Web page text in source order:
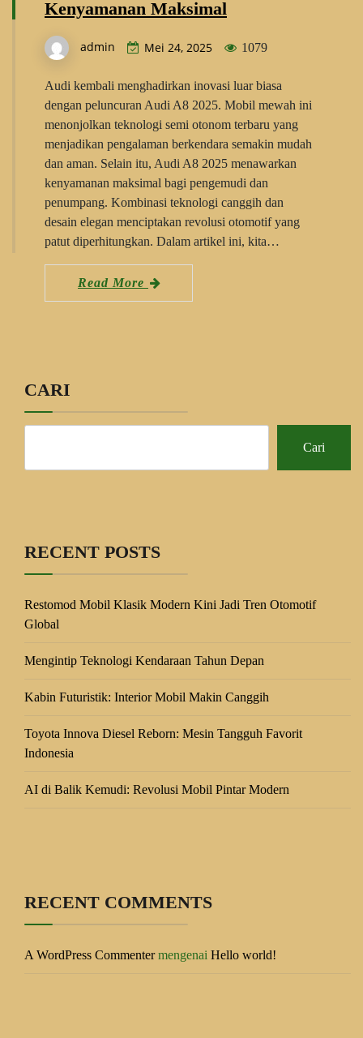
Kenyamanan Maksimal
admin Mei 24, 2025 1079
Audi kembali menghadirkan inovasi luar biasa
dengan peluncuran Audi A8 2025. Mobil mewah ini
menonjolkan teknologi semi otonom terbaru yang
menjadikan pengalaman berkendara semakin mudah
dan aman. Selain itu, Audi A8 2025 menawarkan
kenyamanan maksimal bagi pengemudi dan
penumpang. Kombinasi teknologi canggih dan
desain elegan menciptakan revolusi otomotif yang
patut diperhitungkan. Dalam artikel ini, kita…
Read More
CARI
Cari
RECENT POSTS
Restomod Mobil Klasik Modern Kini Jadi Tren Otomotif
Global
Mengintip Teknologi Kendaraan Tahun Depan
Kabin Futuristik: Interior Mobil Makin Canggih
Toyota Innova Diesel Reborn: Mesin Tangguh Favorit
Indonesia
AI di Balik Kemudi: Revolusi Mobil Pintar Modern
RECENT COMMENTS
A WordPress Commentermengenai Hello world!